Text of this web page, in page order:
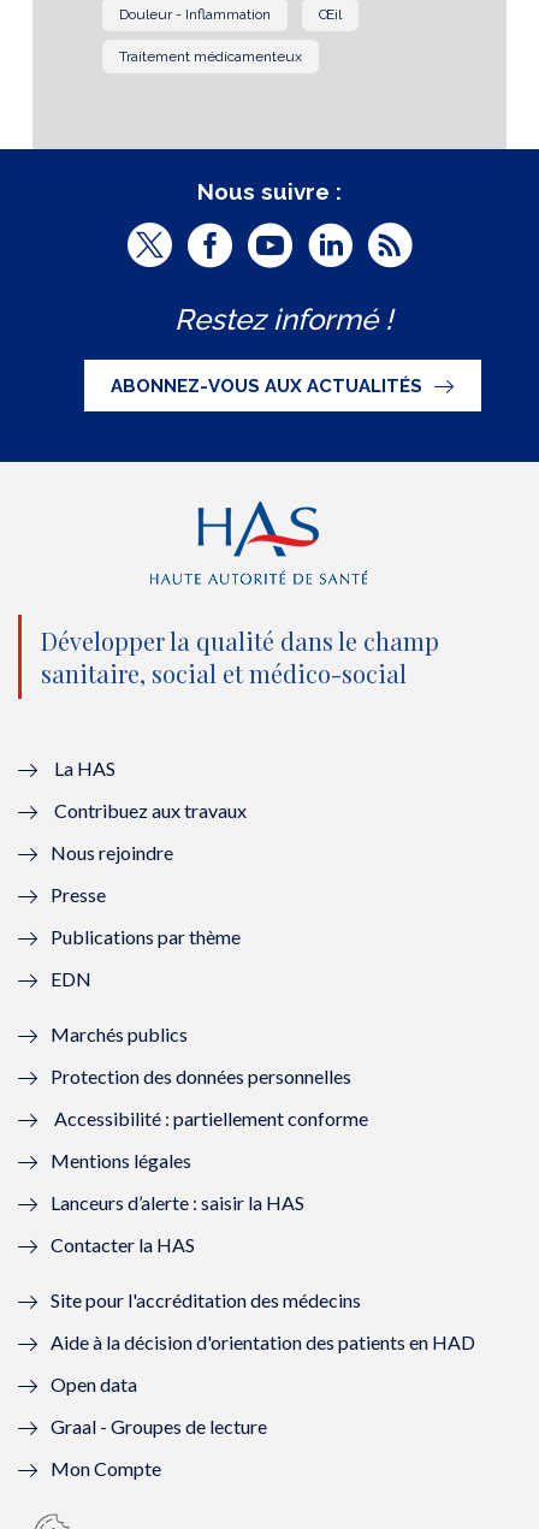
Douleur - Inflammation Œil
Traitement médicamenteux
Nous suivre :
T
i
t
t
e
n
o
u
l
l
f
n
ê
t
r
e
)
F
c
e
b
o
o
k
(
n
o
e
e
n
ê
r
)
Y
u
t
u
b
e
(
n
o
u
ê
t
e
L
n
k
e
d
(
n
o
ê
)
R
Restez informé !
ABONNEZ-VOUS AUX ACTUALITÉS
Développer la qualité dans le champ
sanitaire, social et médico-social
La HAS
Contribuez aux travaux
Nous rejoindre
Presse
Publications par thème
EDN
Marchés publics
Protection des données personnelles
Accessibilité : partiellement conforme
Mentions légales
Lanceurs d’alerte : saisir la HAS
Contacter la HAS
Site pour l'accréditation des médecins
Aide à la décision d'orientation des patients en HAD
Open data
Graal - Groupes de lecture
Mon Compte